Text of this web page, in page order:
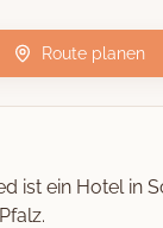
Route planen
ist ein Hotel in